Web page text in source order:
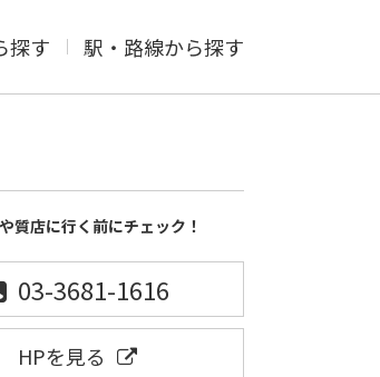
探す 駅・路線から探す
質店に行く前にチェック！
03-3681-1616
HPを見る